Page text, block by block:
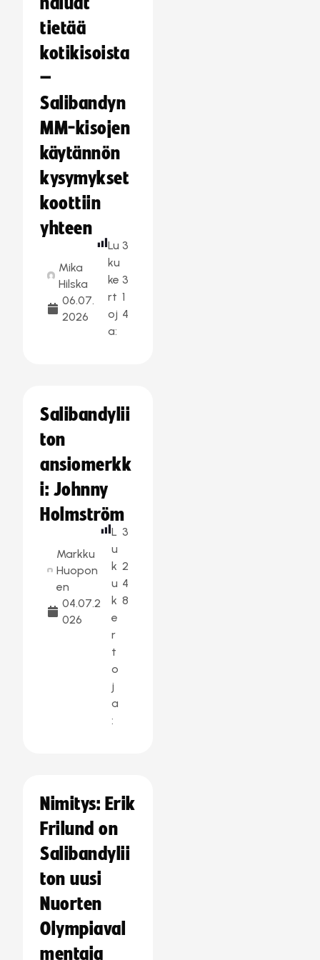
tietää
kotikisoista
–
Salibandyn
MM-kisojen
käytännön
kysymykset
koottiin
yhteen
Mika
Hilska
06.07.
2026
Lu
ku
ke
rt
oj
a:
3
3
1
4
Salibandylii
ton
ansiomerkk
i: Johnny
Holmström
Markku
Huopon
en
04.07.2
026
L
u
k
u
k
e
r
t
o
j
a
:
3
2
4
8
Nimitys: Erik
Frilund on
Salibandylii
ton uusi
Nuorten
Olympiaval
mentaja